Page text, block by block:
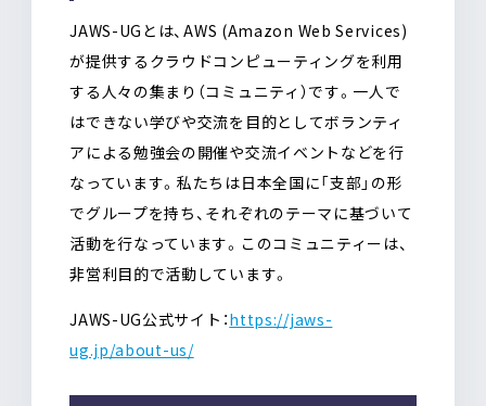
JAWS-UGとは、AWS (Amazon Web Services)
が提供するクラウドコンピューティングを利用
する人々の集まり（コミュニティ）です。一人で
はできない学びや交流を目的としてボランティ
アによる勉強会の開催や交流イベントなどを行
なっています。私たちは日本全国に「支部」の形
でグループを持ち、それぞれのテーマに基づいて
活動を行なっています。このコミュニティーは、
非営利目的で活動しています。
JAWS-UG公式サイト：https://jaws-
ug.jp/about-us/